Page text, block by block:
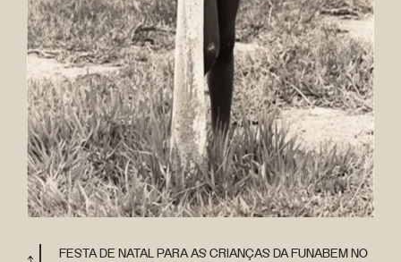
FESTA DE NATAL PARA AS CRIANÇAS DA FUNABEM NO